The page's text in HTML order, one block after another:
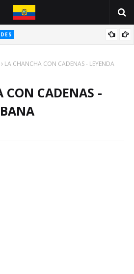
LA CHANCHA CON CADENAS - LEYENDA
CON CADENAS -